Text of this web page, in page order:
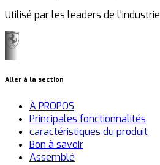
Utilisé par les leaders de l'industrie
Aller à la section
À PROPOS
Principales fonctionnalités
caractéristiques du produit
Bon à savoir
Assemblé